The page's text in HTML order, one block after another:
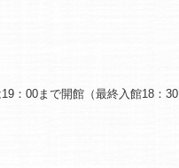
：00まで開館（最終入館18：